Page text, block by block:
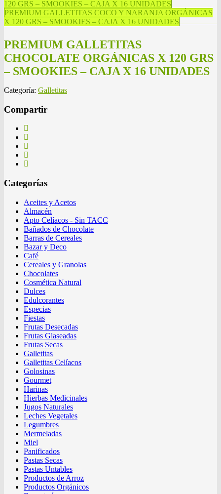
120 GRS – SMOOKIES – CAJA X 16 UNIDADES
PREMIUM GALLETITAS COCO Y NARANJA ORGÁNICAS
X 120 GRS – SMOOKIES – CAJA X 16 UNIDADES
PREMIUM GALLETITAS
CHOCOLATE ORGÁNICAS X 120 GRS
– SMOOKIES – CAJA X 16 UNIDADES
Categoría: Galletitas
Compartir
Categorías
Aceites y Acetos
Almacén
Apto Celíacos - Sin TACC
Bañados de Chocolate
Barras de Cereales
Bazar y Deco
Café
Cereales y Granolas
Chocolates
Cosmética Natural
Dulces
Edulcorantes
Especias
Fiestas
Frutas Desecadas
Frutas Glaseadas
Frutas Secas
Galletitas
Galletitas Celíacos
Golosinas
Gourmet
Harinas
Hierbas Medicinales
Jugos Naturales
Leches Vegetales
Legumbres
Mermeladas
Miel
Panificados
Pastas Secas
Pastas Untables
Productos de Arroz
Productos Orgánicos